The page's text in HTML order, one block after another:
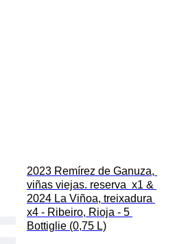
2023 Remírez de Ganuza,
viñas viejas. reserva  x1 &
2024 La Viñoa, treixadura
x4 - Ribeiro, Rioja - 5
Bottiglie (0,75 L)